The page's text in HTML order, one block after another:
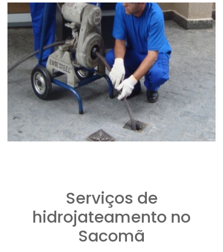
Serviços de
hidrojateamento no
Sacomã